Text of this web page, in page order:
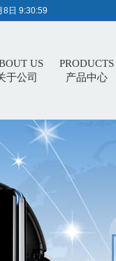
8日 9:31:0
US
于公司
PRODUCTS
产品中心